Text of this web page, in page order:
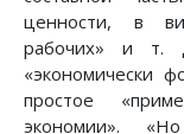
ценности, в
рабочих» и т.
«экономически
простое
экономии».